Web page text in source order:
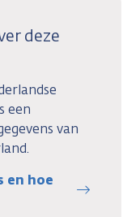
deze
een
van
en hoe